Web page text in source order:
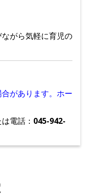
がら気軽に育児の
があります。ホー
電話： 045-942-